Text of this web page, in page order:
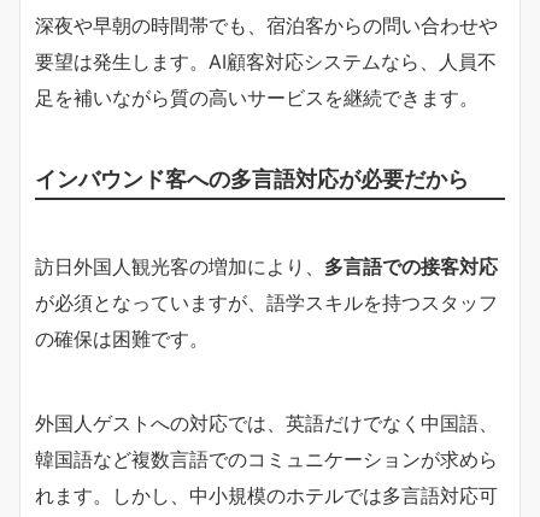
深夜や早朝の時間帯でも、宿泊客からの問い合わせや
要望は発生します。AI顧客対応システムなら、人員不
足を補いながら質の高いサービスを継続できます。
インバウンド客への多言語対応が必要だから
訪日外国人観光客の増加により、 多言語での接客対応
が必須となっていますが、語学スキルを持つスタッフ
の確保は困難です。
外国人ゲストへの対応では、英語だけでなく中国語、
韓国語など複数言語でのコミュニケーションが求めら
れます。しかし、中小規模のホテルでは多言語対応可